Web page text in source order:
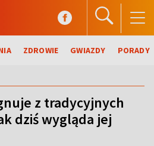
ZDROWIE GWIAZDY PORADY
z tradycyjnych
dziś wygląda jej